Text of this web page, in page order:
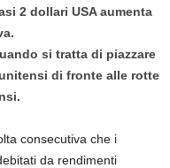
2 dollari USA aumenta
si tratta di piazzare
di fronte alle rotte
consecutiva che i
da rendimenti